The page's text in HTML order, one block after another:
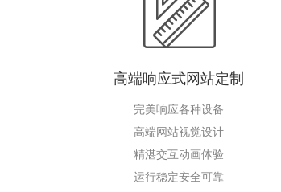
高端响应式网站定制
完美响应各种设备
高端网站视觉设计
精湛交互动画体验
运行稳定安全可靠